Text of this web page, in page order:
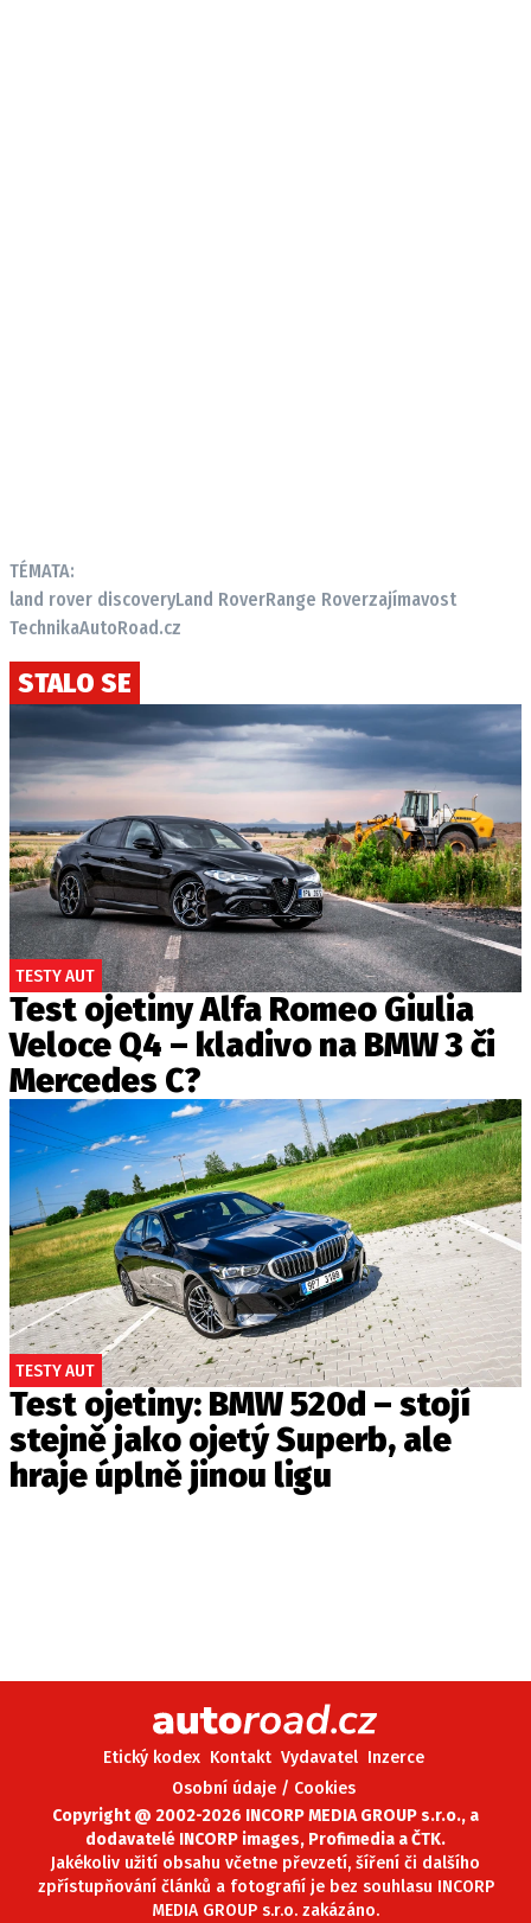
TÉMATA:
land rover discoveryLand RoverRange Roverzajímavost
TechnikaAutoRoad.cz
STALO SE
TESTY AUT
Test ojetiny Alfa Romeo Giulia
Veloce Q4 – kladivo na BMW 3 či
Mercedes C?
TESTY AUT
Test ojetiny: BMW 520d – stojí
stejně jako ojetý Superb, ale
hraje úplně jinou ligu
Etický kodex Kontakt Vydavatel Inzerce
Osobní údaje / Cookies
Copyright @ 2002-2026 INCORP MEDIA GROUP s.r.o., a
dodavatelé INCORP images, Profimedia a ČTK.
Jakékoliv užití obsahu včetne převzetí, šíření či dalšího
zpřístupňování článků a fotografií je bez souhlasu INCORP
MEDIA GROUP s.r.o. zakázáno.